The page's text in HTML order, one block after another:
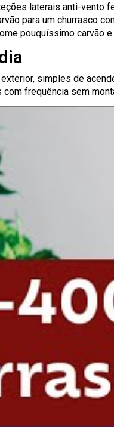
laterais anti-vento
para um churrasco
pouquíssimo carvão
simples de
frequência sem